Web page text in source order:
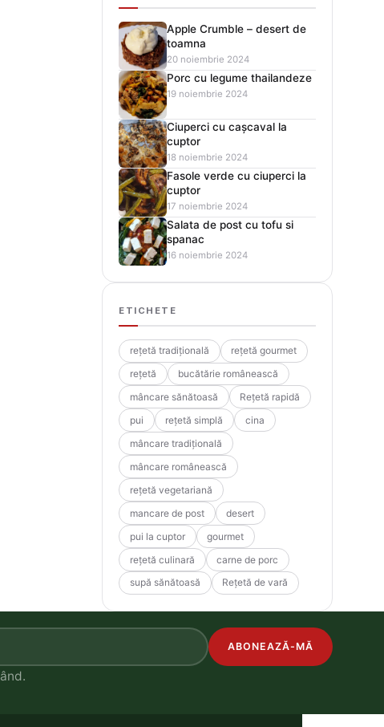
Apple Crumble – desert de
toamna
20 noiembrie 2024
Porc cu legume thailandeze
19 noiembrie 2024
Ciuperci cu cașcaval la
cuptor
18 noiembrie 2024
Fasole verde cu ciuperci la
cuptor
17 noiembrie 2024
Salata de post cu tofu si
spanac
16 noiembrie 2024
ETICHETE
rețetă tradițională
rețetă gourmet
rețetă
bucătărie românească
mâncare sănătoasă
Rețetă rapidă
pui
rețetă simplă
cina
mâncare tradițională
mâncare românească
rețetă vegetariană
mancare de post
desert
pui la cuptor
gourmet
rețetă culinară
carne de porc
supă sănătoasă
Rețetă de vară
ABONEAZĂ-MĂ